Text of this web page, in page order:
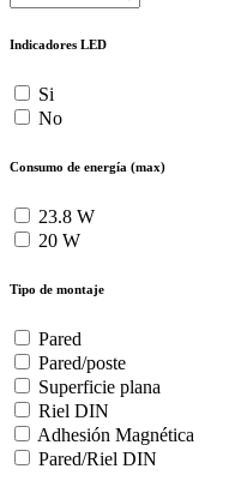
Indicadores LED
Si
No
Consumo de energía (max)
23.8 W
20 W
Tipo de montaje
Pared
Pared/poste
Superficie plana
Riel DIN
Adhesión Magnética
Pared/Riel DIN